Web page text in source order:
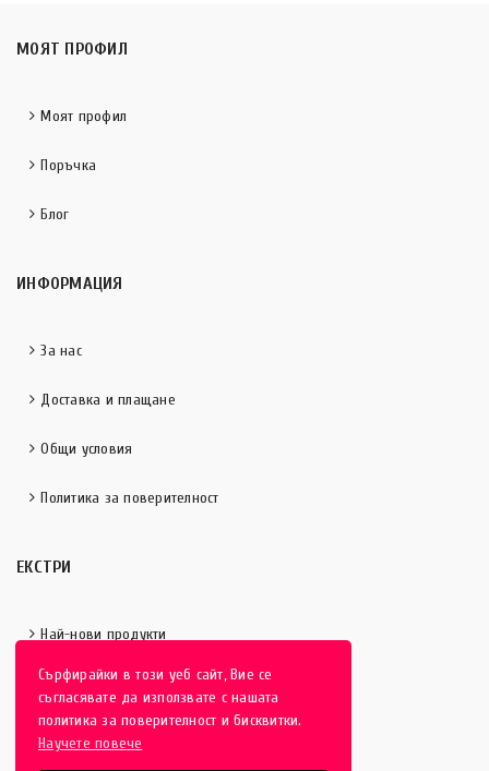
Сърфирайки в този уеб сайт, Вие се
съгласявате да използвате с нашата
политика за поверителност и бисквитки.
Научете повече
МОЯТ ПРОФИЛ
Моят профил
Поръчка
Блог
ИНФОРМАЦИЯ
За нас
Доставка и плащане
Общи условия
Политика за поверителност
ЕКСТРИ
Най-нови продукти
Отличени продукти